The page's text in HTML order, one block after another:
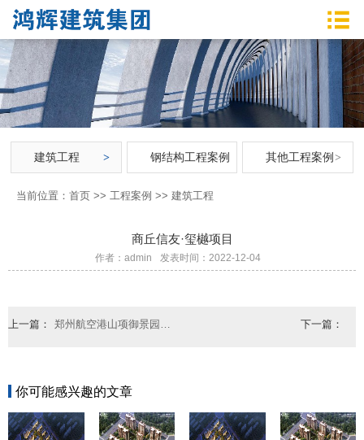
建筑工程 钢结构工程案例 其他工程案例
当前位置： 首页 >> 工程案例 >> 建筑工程
商丘信友·玺樾项目
作者：admin 发表时间：2022-12-04
上一篇： 下一篇：
你可能感兴趣的文章